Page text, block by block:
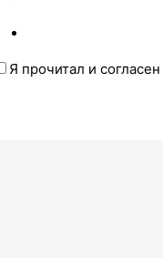
Я прочитал и